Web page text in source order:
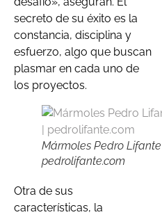
secreto de su éxito es la
constancia, disciplina y
esfuerzo, algo que buscan
plasmar en cada uno de
los proyectos.
Mármoles Pedro Lifante |
pedrolifante.com
Otra de sus
características, la